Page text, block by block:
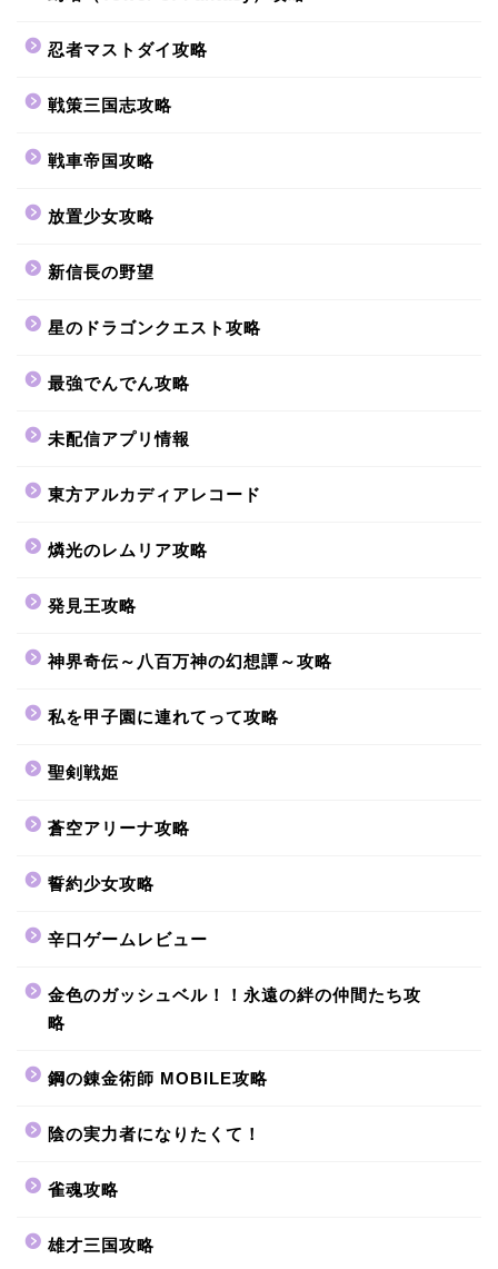
忍者マストダイ攻略
戦策三国志攻略
戦車帝国攻略
放置少女攻略
新信長の野望
星のドラゴンクエスト攻略
最強でんでん攻略
未配信アプリ情報
東方アルカディアレコード
燐光のレムリア攻略
発見王攻略
神界奇伝～八百万神の幻想譚～攻略
私を甲子園に連れてって攻略
聖剣戦姫
蒼空アリーナ攻略
誓約少女攻略
辛口ゲームレビュー
金色のガッシュベル！！永遠の絆の仲間たち攻
略
鋼の錬金術師 MOBILE攻略
陰の実力者になりたくて！
雀魂攻略
雄才三国攻略